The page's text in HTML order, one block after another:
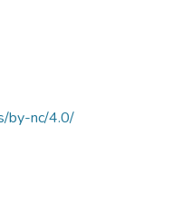
by-nc/4.0/